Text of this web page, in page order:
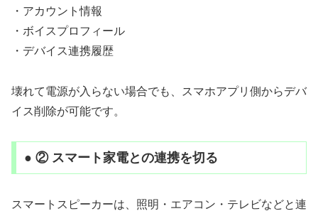
・アカウント情報
・ボイスプロフィール
・デバイス連携履歴
壊れて電源が入らない場合でも、スマホアプリ側からデバ
イス削除が可能です。
● ② スマート家電との連携を切る
スマートスピーカーは、照明・エアコン・テレビなどと連